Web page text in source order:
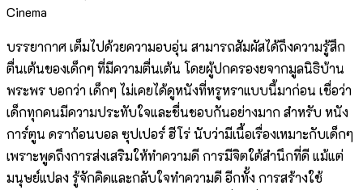
Cinema
บรรยากาศ เต็มไปด้วยความอบอุ่น สามารถสัมผัสได้ถึงความรู้สึก
ตื่นเต้นของเด็กๆ ที่มีความตื่นเต้น โดยผู้ปกครองยจากมูลนิธิบ้าน
พระพร บอกว่า เด็กๆ ไม่เคยได้ดูหนังที่หรูหราแบบนี้มาก่อน เชื่อว่า
เด็กทุกคนมีความประทับใจและชื่นชอบกันอย่างมาก สำหรับ หนัง
การ์ตูน ดราก้อนบอล ซุปเปอร์ ฮีโร่ นับว่ามีเนื้อเรื่องเหมาะกับเด็กๆ
เพราะพูดถึงการส่งเสริมให้ทำความดี การมีจิตใต้สำนึกที่ดี แม้แต่
มนุษย์แปลง รู้จักคิดและกลับใจทำความดี อีกทั้ง การสร้างใช้